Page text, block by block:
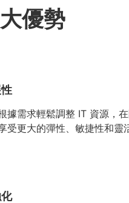
優勢
據需求輕鬆調整 IT 資源，
受更大的彈性、敏捷性和靈